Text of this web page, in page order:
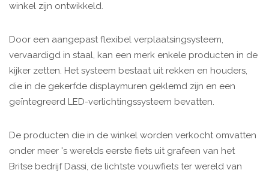
winkel zijn ontwikkeld.
Door een aangepast flexibel verplaatsingsysteem,
vervaardigd in staal, kan een merk enkele producten in de
kijker zetten. Het systeem bestaat uit rekken en houders,
die in de gekerfde displaymuren geklemd zijn en een
geïntegreerd LED-verlichtingssysteem bevatten.
De producten die in de winkel worden verkocht omvatten
onder meer 's werelds eerste fiets uit grafeen van het
Britse bedrijf Dassi, de lichtste vouwfiets ter wereld van